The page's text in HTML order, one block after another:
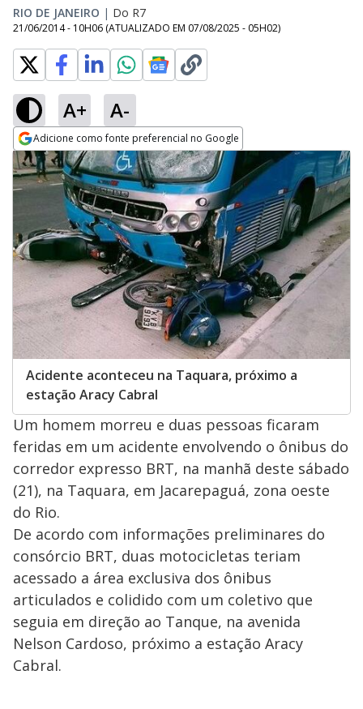
RIO DE JANEIRO | Do R7
21/06/2014 - 10H06 (ATUALIZADO EM 07/08/2025 - 05H02)
A+ A-
Adicione como fonte preferencial no Google
Opens in new window
Acidente aconteceu na Taquara, próximo a
estação Aracy Cabral
Um homem morreu e duas pessoas ficaram
feridas em um acidente envolvendo o ônibus do
corredor expresso BRT, na manhã deste sábado
(21), na Taquara, em Jacarepaguá, zona oeste
do Rio.
De acordo com informações preliminares do
consórcio BRT, duas motocicletas teriam
acessado a área exclusiva dos ônibus
articulados e colidido com um coletivo que
seguia em direção ao Tanque, na avenida
Nelson Cardoso, próximo a estação Aracy
Cabral.